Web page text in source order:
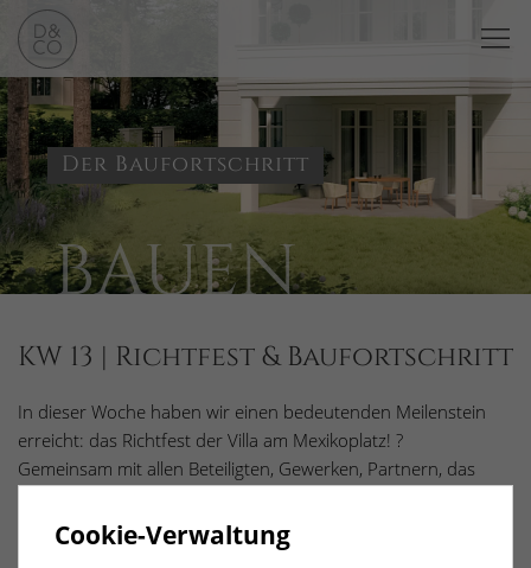
Der Baufortschritt
BAUEN
KW 13 | Richtfest & Baufortschritt
In dieser Woche haben wir einen bedeutenden Meilenstein
erreicht: das Richtfest der Villa am Mexikoplatz! ?
Gemeinsam mit allen Beteiligten, Gewerken, Partnern, das
den bisherigen Baufortschritt angestoßen.
Im Innenbereich wurden die Trockenbauwände gesetzt und
Cookie-Verwaltung